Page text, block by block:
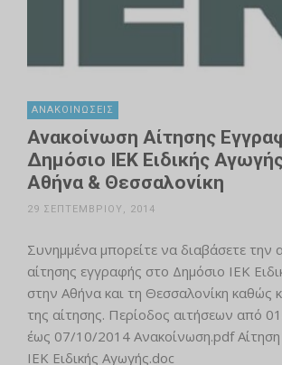
ΑΝΑΚΟΙΝΏΣΕΙΣ
Ανακοίνωση Αίτησης
Δημόσιο ΙΕΚ Ειδικής
Αθήνα & Θεσσαλονίκη
29 ΣΕΠΤΕΜΒΡΊΟΥ, 2014
Συνημμένα μπορείτε να διαβάσετε την
αίτησης εγγραφής στο Δημόσιο ΙΕΚ
στην Αθήνα και τη Θεσσαλονίκη καθώς
της αίτησης. Περίοδος αιτήσεων από
έως 07/10/2014 Ανακοίνωση.pdf
ΙΕΚ Ειδικής Αγωγής.doc